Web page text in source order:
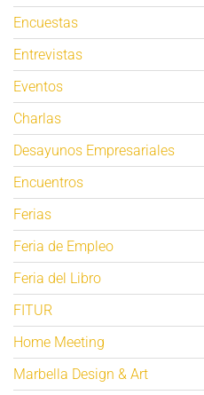
Encuestas
Entrevistas
Eventos
Charlas
Desayunos Empresariales
Encuentros
Ferias
Feria de Empleo
Feria del Libro
FITUR
Home Meeting
Marbella Design & Art